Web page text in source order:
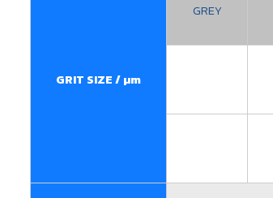
GRIT SIZE / µm
GREY